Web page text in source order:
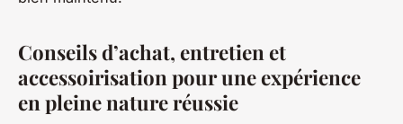
Conseils d’achat, entretien et
accessoirisation pour une expérience
en pleine nature réussie